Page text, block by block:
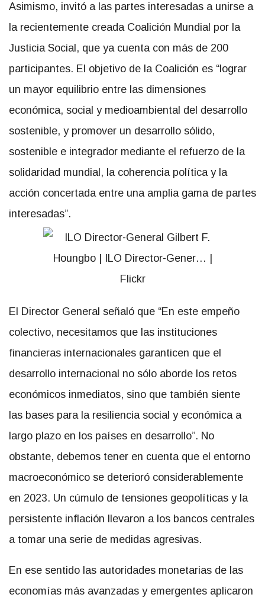
Asimismo, invitó a las partes interesadas a unirse a
la recientemente creada Coalición Mundial por la
Justicia Social, que ya cuenta con más de 200
participantes. El objetivo de la Coalición es “lograr
un mayor equilibrio entre las dimensiones
económica, social y medioambiental del desarrollo
sostenible, y promover un desarrollo sólido,
sostenible e integrador mediante el refuerzo de la
solidaridad mundial, la coherencia política y la
acción concertada entre una amplia gama de partes
interesadas”.
El Director General señaló que “En este empeño
colectivo, necesitamos que las instituciones
financieras internacionales garanticen que el
desarrollo internacional no sólo aborde los retos
económicos inmediatos, sino que también siente
las bases para la resiliencia social y económica a
largo plazo en los países en desarrollo”. No
obstante, debemos tener en cuenta que el entorno
macroeconómico se deterioró considerablemente
en 2023. Un cúmulo de tensiones geopolíticas y la
persistente inflación llevaron a los bancos centrales
a tomar una serie de medidas agresivas.
En ese sentido las autoridades monetarias de las
economías más avanzadas y emergentes aplicaron